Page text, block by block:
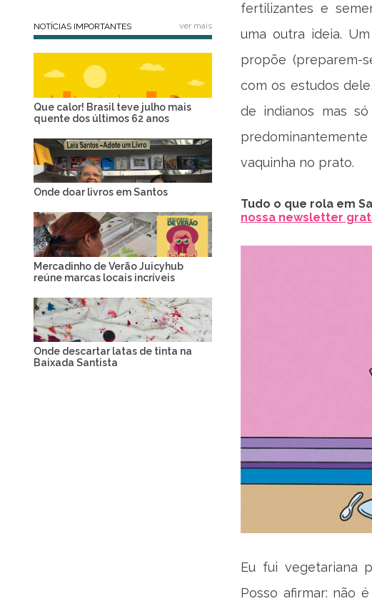
fertilizantes e
uma outra ideia.
propõe (preparem-
com os estudos
de indianos mas
vaquinha no prato.
Tudo o que rola em
nossa newsletter
Eu fui vegetariana
Posso afirmar: não
NOTÍCIAS IMPORTANTES ver mais
Que calor! Brasil teve julho mais
quente dos últimos 62 anos
Onde doar livros em Santos
Mercadinho de Verão Juicyhub
reúne marcas locais incríveis
Onde descartar latas de tinta na
Baixada Santista